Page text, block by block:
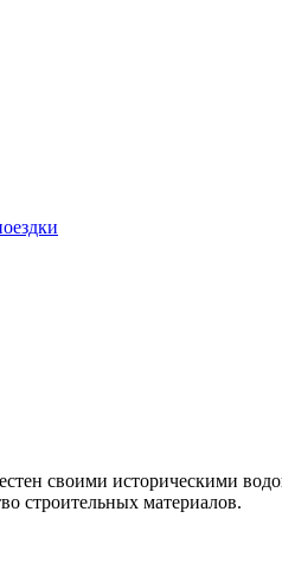
своими историческими
строительных материалов.